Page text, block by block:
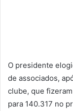
O presidente
de associados,
clube, que
para 140.317 no